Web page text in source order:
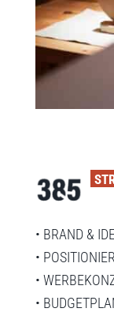
• BRAND &
•
•
•